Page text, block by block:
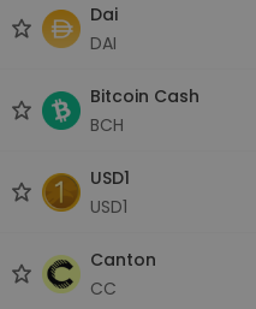
Dai
DAI
Bitcoin Cash
BCH
USD1
USD1
Canton
CC